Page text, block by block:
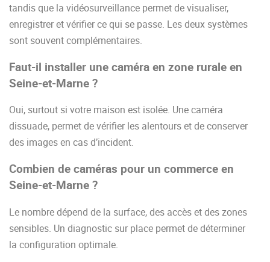
tandis que la vidéosurveillance permet de visualiser,
enregistrer et vérifier ce qui se passe. Les deux systèmes
sont souvent complémentaires.
Faut-il installer une caméra en zone rurale en
Seine-et-Marne ?
Oui, surtout si votre maison est isolée. Une caméra
dissuade, permet de vérifier les alentours et de conserver
des images en cas d’incident.
Combien de caméras pour un commerce en
Seine-et-Marne ?
Le nombre dépend de la surface, des accès et des zones
sensibles. Un diagnostic sur place permet de déterminer
la configuration optimale.